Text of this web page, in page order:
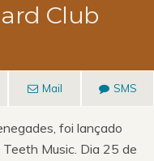
Club
Mail SMS
foi lançado
Music. Dia 25 de